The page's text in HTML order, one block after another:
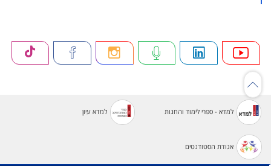
למדא - ספרי לימוד והחנות למדא עיון
אגודת הסטודנטים